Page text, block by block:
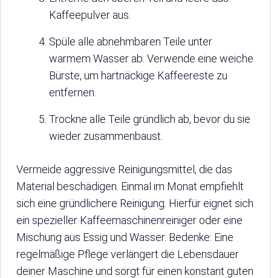
Kaffeepulver aus.
Spüle alle abnehmbaren Teile unter
warmem Wasser ab. Verwende eine weiche
Bürste, um hartnäckige Kaffeereste zu
entfernen.
Trockne alle Teile gründlich ab, bevor du sie
wieder zusammenbaust.
Vermeide aggressive Reinigungsmittel, die das
Material beschädigen. Einmal im Monat empfiehlt
sich eine gründlichere Reinigung. Hierfür eignet sich
ein spezieller Kaffeemaschinenreiniger oder eine
Mischung aus Essig und Wasser. Bedenke: Eine
regelmäßige Pflege verlängert die Lebensdauer
deiner Maschine und sorgt für einen konstant guten